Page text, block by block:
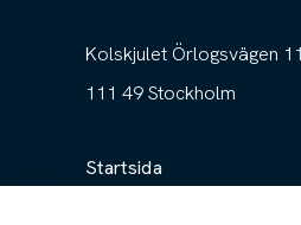
Kolskjulet Örlogsvägen 11
111 49 Stockholm
Startsida